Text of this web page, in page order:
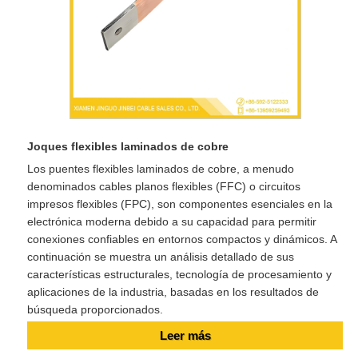
Joques flexibles laminados de cobre
Los puentes flexibles laminados de cobre, a menudo
denominados cables planos flexibles (FFC) o circuitos
impresos flexibles (FPC), son componentes esenciales en la
electrónica moderna debido a su capacidad para permitir
conexiones confiables en entornos compactos y dinámicos. A
continuación se muestra un análisis detallado de sus
características estructurales, tecnología de procesamiento y
aplicaciones de la industria, basadas en los resultados de
búsqueda proporcionados.
Leer más